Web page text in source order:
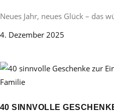
Neues Jahr, neues Glück – das
4. Dezember 2025
Familie
40 SINNVOLLE